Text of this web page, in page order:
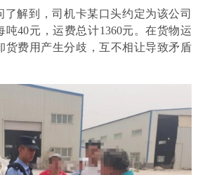
了解到，司机卡某口头约定为该公司
吨40元，运费总计1360元。在货物运
货费用产生分歧，互不相让导致矛盾